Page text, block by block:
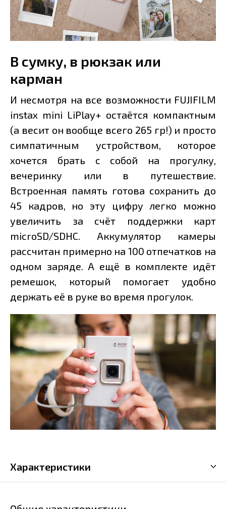
В сумку, в рюкзак или
карман
И несмотря на все возможности FUJIFILM
instax mini LiPlay+ остаётся компактным
(а весит он вообще всего 265 гр!) и просто
симпатичным устройством, которое
хочется брать с собой на прогулку,
вечеринку или в путешествие.
Встроенная память готова сохранить до
45 кадров, но эту цифру легко можно
увеличить за счёт поддержки карт
microSD/SDHC. Аккумулятор камеры
рассчитан примерно на 100 отпечатков на
одном заряде. А ещё в комплекте идёт
ремешок, который помогает удобно
держать её в руке во время прогулок.
Характеристики